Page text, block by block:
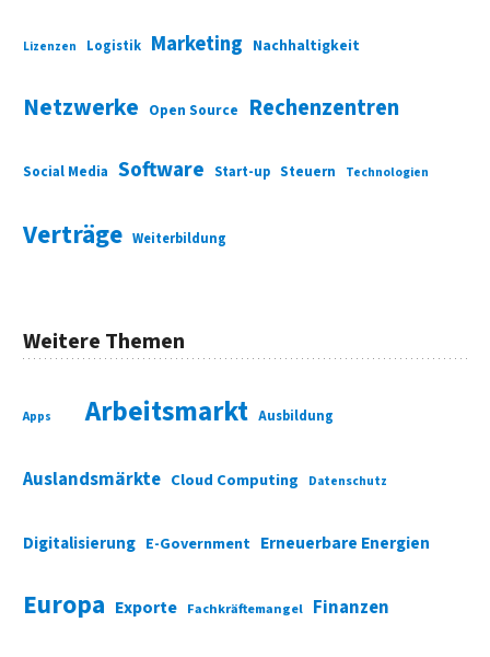
Lizenzen Logistik Marketing Nachhaltigkeit
Netzwerke Open Source Rechenzentren
Social Media Software Start-up Steuern Technologien
Verträge Weiterbildung
Weitere Themen
Apps Arbeitsmarkt Ausbildung
Auslandsmärkte Cloud Computing Datenschutz
Digitalisierung E-Government Erneuerbare Energien
Europa Exporte Fachkräftemangel Finanzen